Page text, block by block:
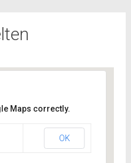
2 - Remseck
Maps correctly.
OK